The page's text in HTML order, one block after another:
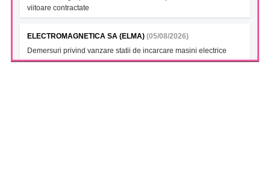
viitoare contractate
ELECTROMAGNETICA SA (ELMA) (05/08/2026)
Demersuri privind vanzare statii de incarcare masini electrice